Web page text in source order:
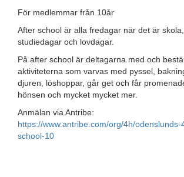
För medlemmar från 10år
After school är alla fredagar när det är
studiedagar och lovdagar.
På after school är deltagarna med och
aktiviteterna som varvas med pyssel,
djuren, löshoppar, går get och får
hönsen och mycket mycket mer.
Anmälan via Antribe:
https://www.antribe.com/org/4h/odenslunds-
school-10